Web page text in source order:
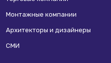
Монтажные компании
Архитекторы и дизайнеры
СМИ